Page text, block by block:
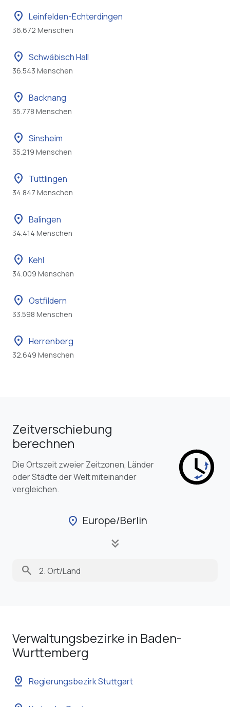
location_on Leinfelden-Echterdingen
36.672 Menschen
location_on Schwäbisch Hall
36.543 Menschen
location_on Backnang
35.778 Menschen
location_on Sinsheim
35.219 Menschen
location_on Tuttlingen
34.847 Menschen
location_on Balingen
34.414 Menschen
location_on Kehl
34.009 Menschen
location_on Ostfildern
33.598 Menschen
location_on Herrenberg
32.649 Menschen
Zeitverschiebung
berechnen
Die Ortszeit zweier Zeitzonen, Länder
oder Städte der Welt miteinander
vergleichen.
location_on Europe/Berlin
keyboard_double_arrow_down
search
Verwaltungsbezirke in Baden-
Wurttemberg
pin_drop Regierungsbezirk Stuttgart